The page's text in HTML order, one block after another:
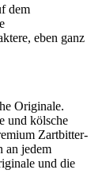
dem
eben ganz
Originale.
und kölsche
Zartbitter-
an jedem
und die